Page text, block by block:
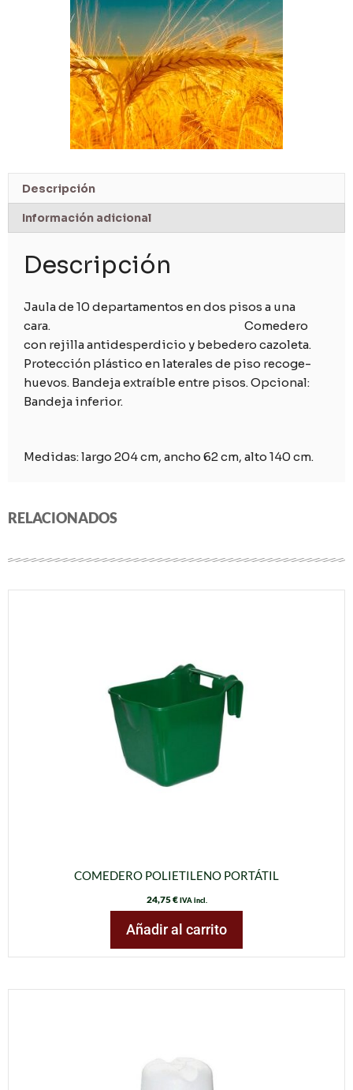
Descripción
Información adicional
Descripción
Jaula de 10 departamentos en dos pisos a una
cara. Comedero
con rejilla antidesperdicio y bebedero cazoleta.
Protección plástico en laterales de piso recoge-
huevos. Bandeja extraíble entre pisos. Opcional:
Bandeja inferior.
Medidas: largo 204 cm, ancho 62 cm, alto 140 cm.
RELACIONADOS
COMEDERO POLIETILENO PORTÁTIL
24,75€ IVA incl.
Añadir al carrito